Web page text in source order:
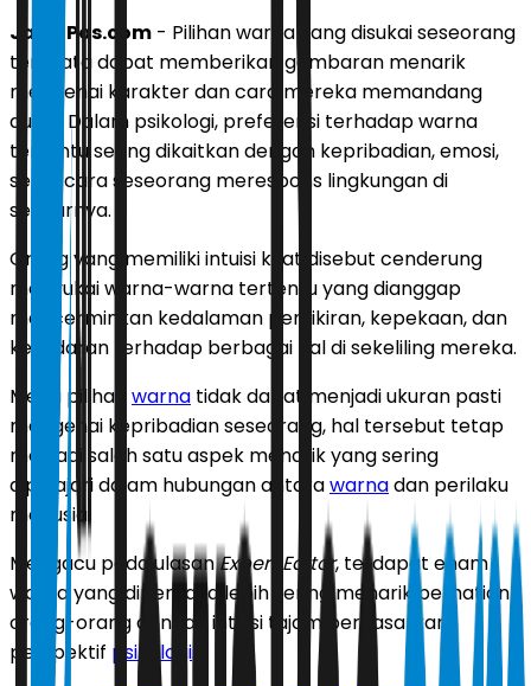
JawaPos.com - Pilihan warna yang disukai seseorang
ternyata dapat memberikan gambaran menarik
mengenai karakter dan cara mereka memandang
dunia. Dalam psikologi, preferensi terhadap warna
tertentu sering dikaitkan dengan kepribadian, emosi,
serta cara seseorang merespons lingkungan di
sekitarnya.
Orang yang memiliki intuisi kuat disebut cenderung
menyukai warna-warna tertentu yang dianggap
mencerminkan kedalaman pemikiran, kepekaan, dan
kesadaran terhadap berbagai hal di sekeliling mereka.
Meski pilihan warna tidak dapat menjadi ukuran pasti
mengenai kepribadian seseorang, hal tersebut tetap
menjadi salah satu aspek menarik yang sering
dipelajari dalam hubungan antarawarnadan perilaku
manusia.
Mengacu pada ulasanExpert Editor, terdapat enam
warna yang dipercaya lebih sering menarik perhatian
orang-orang dengan intuisi tajam berdasarkan
perspektif psikologi.